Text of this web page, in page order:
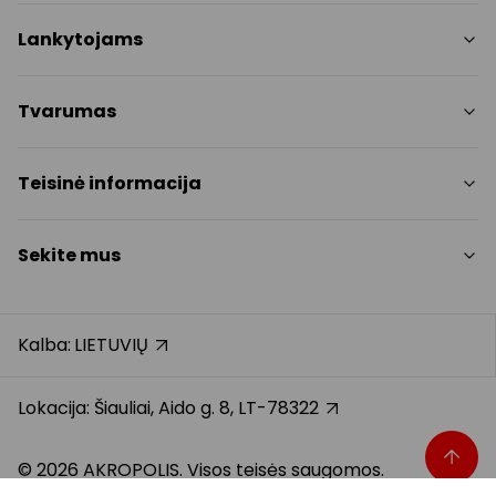
Paslaugos
Pramogos
Lankytojams
Nemokami patogumai
Kontaktai
Dovanų kortelė
Atsiliepimai
Tvarumas
Tvarumo ataskaita
Teisinė informacija
Slapukų politika
Dovanų kortelės bendrosios taisyklės
Klientų aptarnavimo standartas
Sekite mus
Facebook
TikTok
Kalba: LIETUVIŲ
Lokacija: Šiauliai, Aido g. 8, LT-78322
© 2026 AKROPOLIS. Visos teisės saugomos.